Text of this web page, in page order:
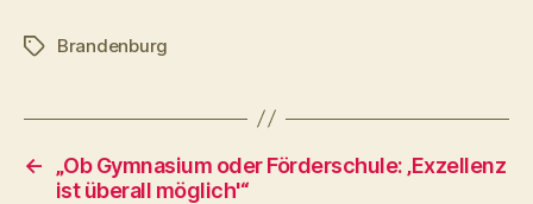
Schlagwörter
Brandenburg
←
„Ob Gymnasium oder Förderschule: ‚Exzellenz
ist überall möglich'“